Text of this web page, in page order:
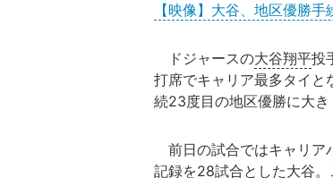
【映像】大谷、地区優勝
ドジャースの大谷翔平投
打席でキャリア最多タイ
続23度目の地区優勝に大き
前日の試合ではキャリア
記録を28試合とした大谷。